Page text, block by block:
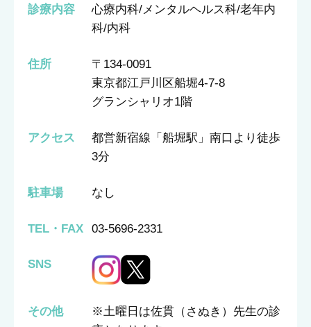
診療内容
心療内科/メンタルヘルス科/老年内
科/内科
住所
〒134-0091
東京都江戸川区船堀4-7-8
グランシャリオ1階
アクセス
都営新宿線「船堀駅」南口より徒歩
3分
駐車場 なし
TEL・FAX 03-5696-2331
SNS
その他
※土曜日は佐貫（さぬき）先生の診